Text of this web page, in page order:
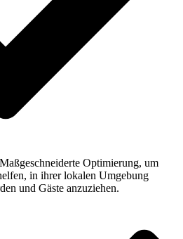
Optimierung, um
in ihrer lokalen Umgebung
und Gäste anzuziehen.